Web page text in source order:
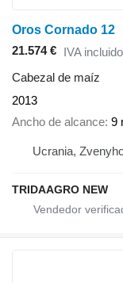
Oros Cornado 12
21.574 € IVA incluido
Cabezal de maíz
2013
Ancho de alcance 9
Ucrania,
TRIDAAGRO NEW